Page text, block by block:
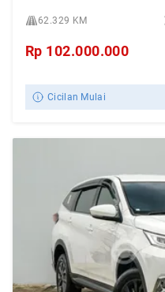
62.329 KM
Rp 102.000.000
Cicilan Mulai